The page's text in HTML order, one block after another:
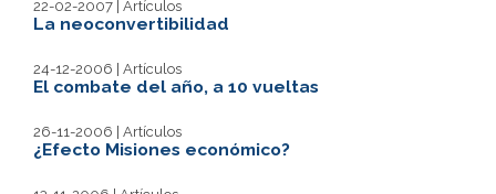
22-02-2007 | Artículos
La neoconvertibilidad
24-12-2006 | Artículos
El combate del año, a 10 vueltas
26-11-2006 | Artículos
¿Efecto Misiones económico?